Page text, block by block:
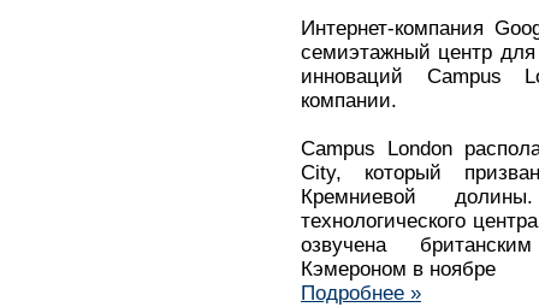
Интернет-компания
семиэтажный центр для
инноваций Campus
компании.
Campus London
City, который
Кремниевой
технологического
озвучена
Кэмероном в ноябре
Подробнее »